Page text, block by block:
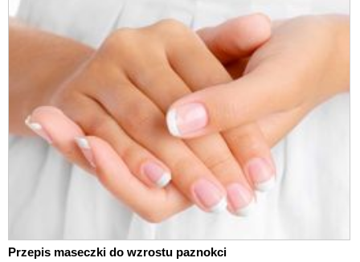
Przepis maseczki do wzrostu paznokci